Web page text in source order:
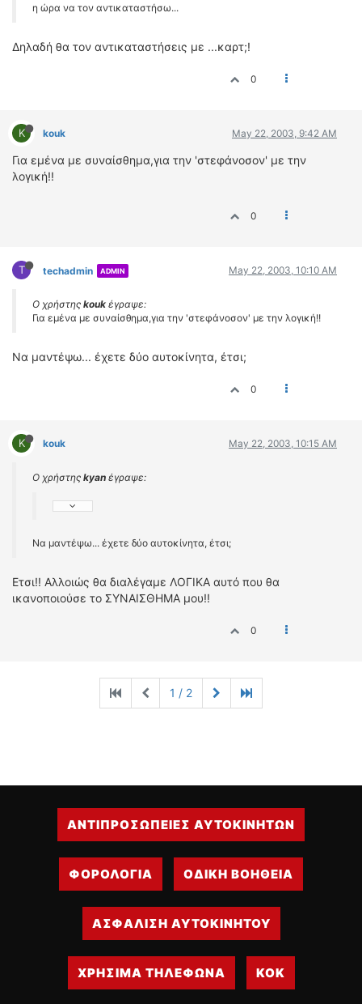
η ώρα να τον αντικαταστήσω...
Δηλαδή θα τον αντικαταστήσεις με ...καρτ;!
0
K kouk May 22, 2003, 9:42 AM
Για εμένα με συναίσθημα,για την 'στεφάνοσον' με την
λογική!!
0
T techadmin ADMIN May 22, 2003, 10:10 AM
Ο χρήστης kouk έγραψε:
Για εμένα με συναίσθημα,για την 'στεφάνοσον' με την λογική!!
Να μαντέψω... έχετε δύο αυτοκίνητα, έτσι;
0
K kouk May 22, 2003, 10:15 AM
Ο χρήστης kyan έγραψε:
Να μαντέψω... έχετε δύο αυτοκίνητα, έτσι;
Ετσι!! Αλλοιώς θα διαλέγαμε ΛΟΓΙΚΑ αυτό που θα
ικανοποιούσε το ΣΥΝΑΙΣΘΗΜΑ μου!!
0
1 / 2
ΑΝΤΙΠΡΟΣΩΠΕΙΕΣ ΑΥΤΟΚΙΝΗΤΩΝ
ΦΟΡΟΛΟΓΙΑ ΟΔΙΚΗ ΒΟΗΘΕΙΑ
ΑΣΦΑΛΙΣΗ ΑΥΤΟΚΙΝΗΤΟΥ
ΧΡΗΣΙΜΑ ΤΗΛΕΦΩΝΑ ΚΟΚ